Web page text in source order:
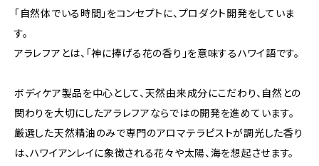
「自然体でいる時間」をコンセプトに、プロダクト開発をしていま
す。
アラレフアとは、「神に捧げる花の香り」を意味するハワイ語です。
ボディケア製品を中心として、天然由来成分にこだわり、自然との
関わりを大切にしたアラレフアならではの開発を進めています。
厳選した天然精油のみで専門のアロマテラピストが調光した香り
は、ハワイアンレイに象徴される花々や太陽、海を想起させます。